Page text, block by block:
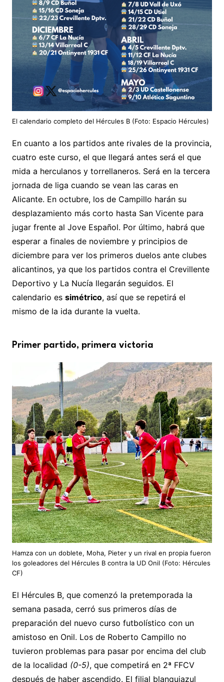
El calendario completo del Hércules B (Foto: Espacio Hércules)
En cuanto a los partidos ante rivales de la provincia,
cuatro este curso, el que llegará antes será el que
mida a herculanos y torrellaneros. Será en la tercera
jornada de liga cuando se vean las caras en
Alicante. En octubre, los de Campillo harán su
desplazamiento más corto hasta San Vicente para
jugar frente al Jove Español. Por último, habrá que
esperar a finales de noviembre y principios de
diciembre para ver los primeros duelos ante clubes
alicantinos, ya que los partidos contra el Crevillente
Deportivo y La Nucía llegarán seguidos. El
calendario es simétrico, así que se repetirá el
mismo de la ida durante la vuelta.
Primer partido, primera victoria
Hamza con un doblete, Moha, Pieter y un rival en propia fueron
los goleadores del Hércules B contra la UD Onil (Foto: Hércules
CF)
El Hércules B, que comenzó la pretemporada la
semana pasada, cerró sus primeros días de
preparación del nuevo curso futbolístico con un
amistoso en Onil. Los de Roberto Campillo no
tuvieron problemas para pasar por encima del club
de la localidad (0-5), que competirá en 2ª FFCV
después de haber ascendido. El filial blanquiazul